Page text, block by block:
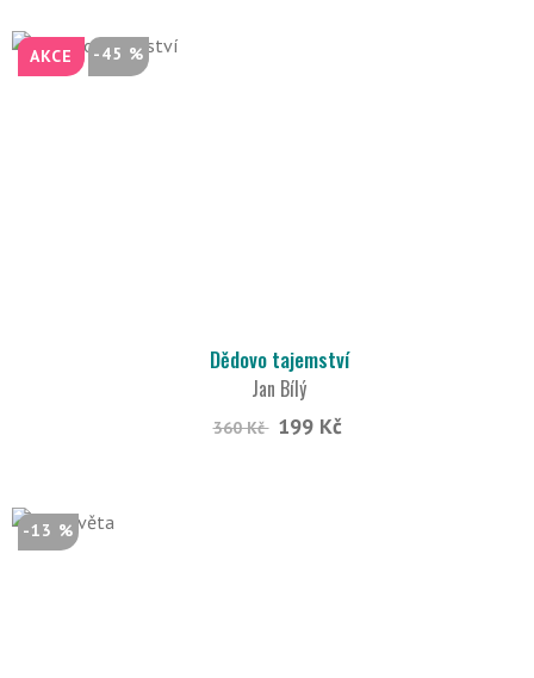
AKCE -45 %
Dědovo tajemství
Jan Bílý
360 Kč 199 Kč
-13 %